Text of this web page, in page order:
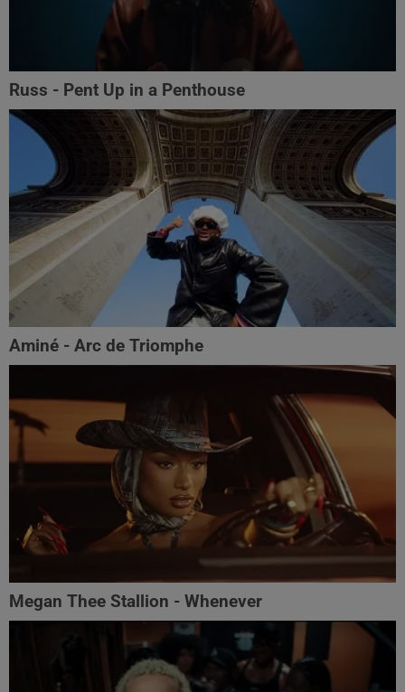
Russ - Pent Up in a Penthouse
Aminé - Arc de Triomphe
Megan Thee Stallion - Whenever